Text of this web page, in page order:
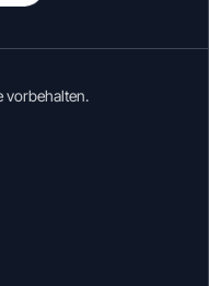
vorbehalten.